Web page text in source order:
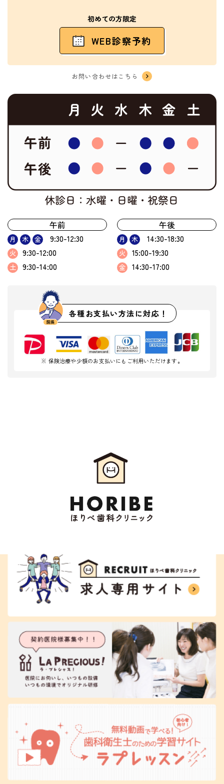
初めての方限定
WEB診察予約
お問い合わせはこちら
午前
月 木 金 9:30-12:30
火 9:30-12:00
土 9:30-14:00
午後
月 木 14:30-18:30
火 15:00-19:30
金 14:30-17:00
各種お支払い方法に対応！
※ 保険治療や少額のお支払いにもご利用いただけます。